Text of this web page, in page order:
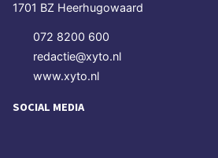
1701 BZ Heerhugowaard
072 8200 600
redactie@xyto.nl
www.xyto.nl
SOCIAL MEDIA